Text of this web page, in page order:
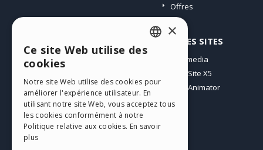
Offres
Mes Messages
Télécharger
Espace Web
Mes Crédits
AUTRES SITES
Incomedia
WebSite X5
WebAnimator
ENGLISH
GERMAN
SPANISH
×
Ce site Web utilise des
cookies
Notre site Web utilise des cookies pour
améliorer l'expérience utilisateur. En
utilisant notre site Web, vous acceptez tous
les cookies conformément à notre
Politique relative aux cookies. En savoir
plus